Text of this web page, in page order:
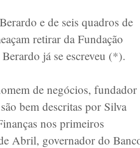
e de seis quadros de
retirar da Fundação
já se escreveu (*).
de negócios, fundador
bem descritas por Silva
nos primeiros
Abril, governador do